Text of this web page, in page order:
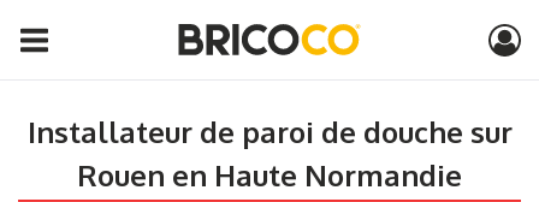
Installateur de paroi de douche sur
Rouen en Haute Normandie